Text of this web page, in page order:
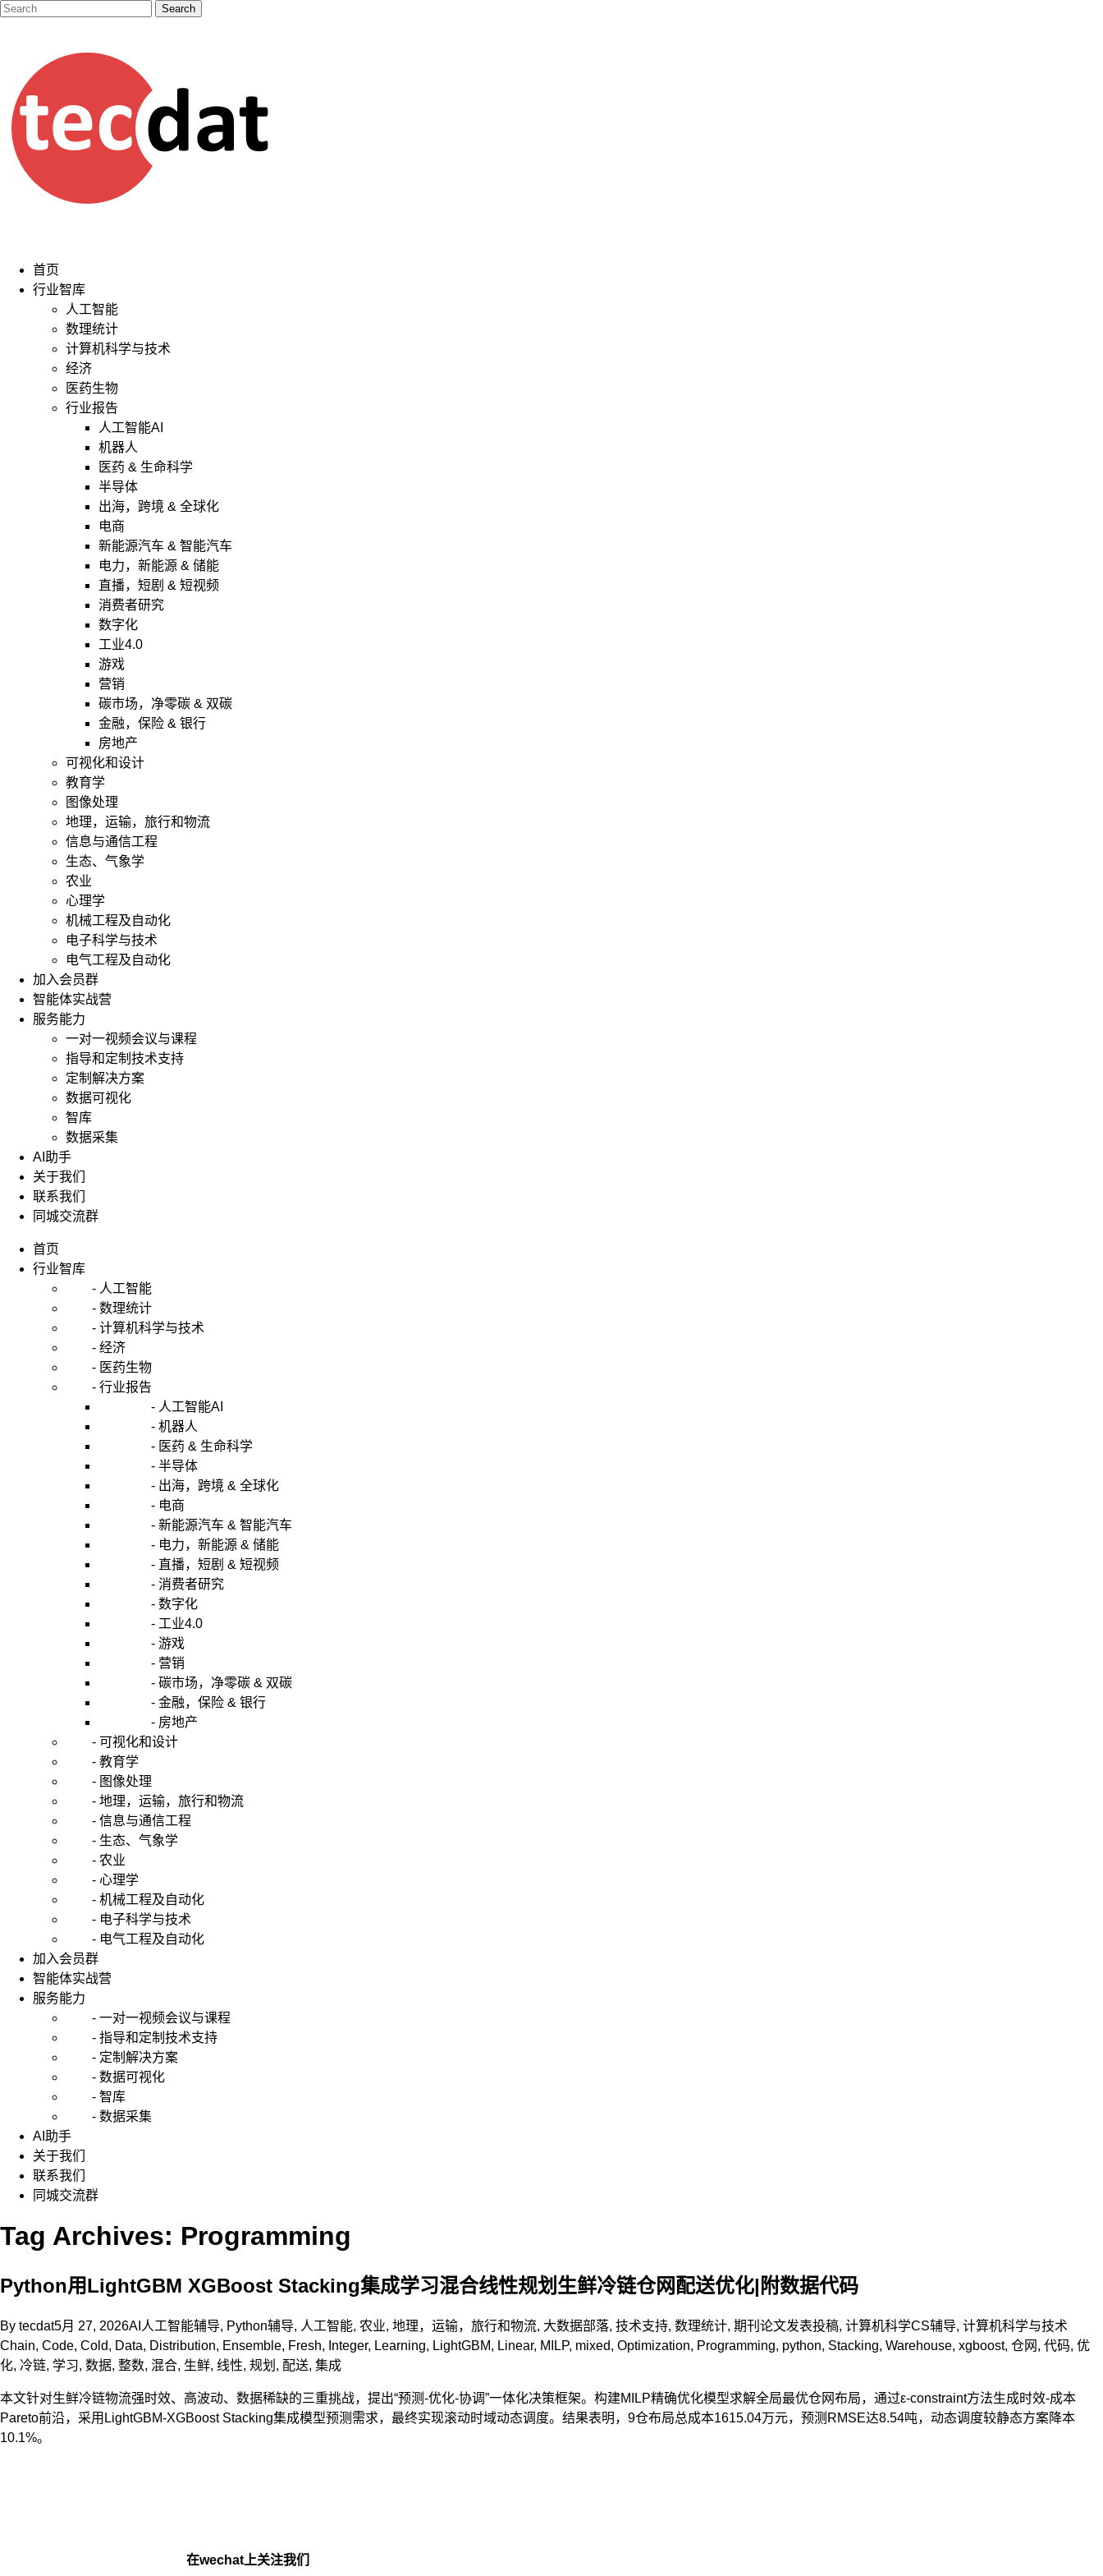
首页
行业智库
人工智能
数理统计
计算机科学与技术
经济
医药生物
行业报告
人工智能AI
机器人
医药 & 生命科学
半导体
出海，跨境 & 全球化
电商
新能源汽车 & 智能汽车
电力，新能源 & 储能
直播，短剧 & 短视频
消费者研究
数字化
工业4.0
游戏
营销
碳市场，净零碳 & 双碳
金融，保险 & 银行
房地产
可视化和设计
教育学
图像处理
地理，运输，旅行和物流
信息与通信工程
生态、气象学
农业
心理学
机械工程及自动化
电子科学与技术
电气工程及自动化
加入会员群
智能体实战营
服务能力
一对一视频会议与课程
指导和定制技术支持
定制解决方案
数据可视化
智库
数据采集
AI助手
关于我们
联系我们
同城交流群
首页
行业智库
- 人工智能
- 数理统计
- 计算机科学与技术
- 经济
- 医药生物
- 行业报告
- 人工智能AI
- 机器人
- 医药 & 生命科学
- 半导体
- 出海，跨境 & 全球化
- 电商
- 新能源汽车 & 智能汽车
- 电力，新能源 & 储能
- 直播，短剧 & 短视频
- 消费者研究
- 数字化
- 工业4.0
- 游戏
- 营销
- 碳市场，净零碳 & 双碳
- 金融，保险 & 银行
- 房地产
- 可视化和设计
- 教育学
- 图像处理
- 地理，运输，旅行和物流
- 信息与通信工程
- 生态、气象学
- 农业
- 心理学
- 机械工程及自动化
- 电子科学与技术
- 电气工程及自动化
加入会员群
智能体实战营
服务能力
- 一对一视频会议与课程
- 指导和定制技术支持
- 定制解决方案
- 数据可视化
- 智库
- 数据采集
AI助手
关于我们
联系我们
同城交流群
Tag Archives: Programming
Python用LightGBM XGBoost Stacking集成学习混合线性规划生鲜冷链仓网配送优化|附数据代码
By tecdat5月 27, 2026AI人工智能辅导, Python辅导, 人工智能, 农业, 地理，运输，旅行和物流, 大数据部落, 技术支持, 数理统计, 期刊论文发表投稿, 计算机科学CS辅导, 计算机科学与技术
Chain, Code, Cold, Data, Distribution, Ensemble, Fresh, Integer, Learning, LightGBM, Linear, MILP, mixed, Optimization, Programming, python, Stacking, Warehouse, xgboost, 仓网 , 代码, 优
化, 冷链, 学习, 数据, 整数, 混合, 生鲜, 线性, 规划 , 配送, 集成
本文针对生鲜冷链物流强时效、高波动、数据稀缺的三重挑战，提出“预测-优化-协调”一体化决策框架。构建MILP精确优化模型求解全局最优仓网布局，通过ε-constraint方法生成时效-成本
Pareto前沿，采用LightGBM-XGBoost Stacking集成模型预测需求，最终实现滚动时域动态调度。结果表明，9仓布局总成本1615.04万元，预测RMSE达8.54吨，动态调度较静态方案降本
10.1%。
在wechat上关注我们